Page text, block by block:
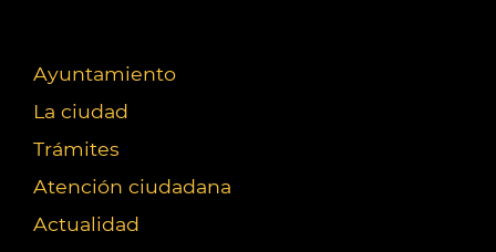
Ayuntamiento
La ciudad
Trámites
Atención ciudadana
Actualidad